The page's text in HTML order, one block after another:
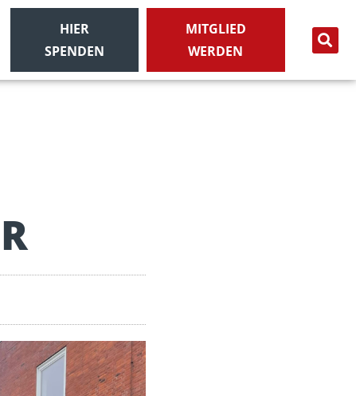
HIER
SPENDEN
MITGLIED
WERDEN